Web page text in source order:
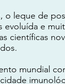
leque de
e
científicas
mundial